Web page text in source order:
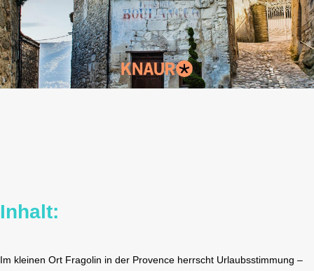
Inhalt:
Im kleinen Ort Fragolin in der Provence herrscht Urlaubsstimmung –